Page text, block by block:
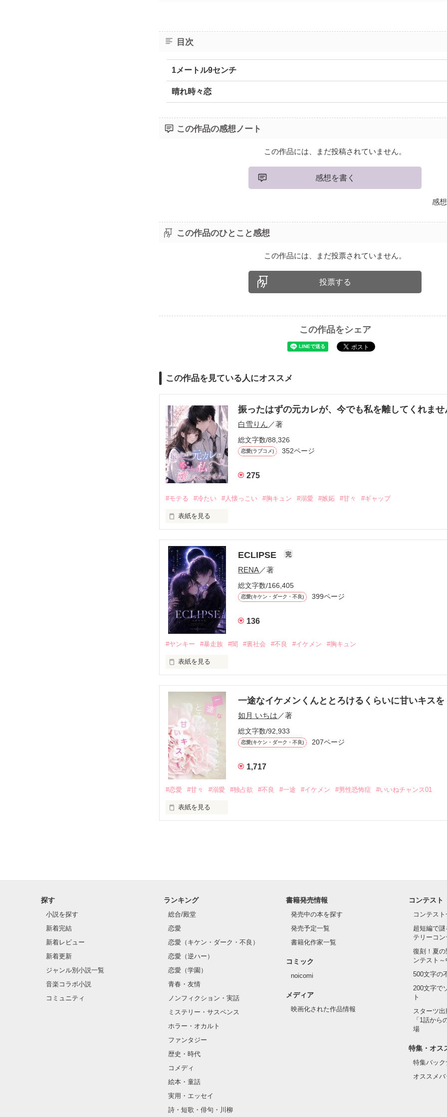
目次
1メートル9センチ
晴れ時々恋
この作品の感想ノート
この作品には、まだ投稿されていません。
感想を書く
感
この作品のひとこと感想
この作品には、まだ投票されていません。
投票する
この作品をシェア
この作品を見ている人にオススメ
振ったはずの元カレが、今でも私を離してくれま
白雪りん ／著
総文字数/88,326
恋愛(ラブコメ) 352ページ
275
#モテる #冷たい #人懐っこい #胸キュン #溺愛 #嫉妬 #甘々 #ギャップ
表紙を見る
モテる人を好きになるのが怖かった。
だから私は、中学時代に大好きだった彼を自分から振った。
もう会うことはないと思っていたのに、
高校生になって再会した彼は、隣の学校で”王子様”と呼ばれる人気者になっていた。
他の女の子には冷たいのに
「澪ちゃん。」
それは止まっていた恋が再び動き始める合図──。
✨.ﾟ･*..☆.｡.:*✨.☆.｡.:. *:ﾟ✨.ﾟ･*..☆.｡.:*✨
人見知りだけど優しい無自覚だけどモテる
冴木澪-SaekiMio
×
基本女子に冷たいのに澪にはわんこ男子になる
篠宮光-ShinomiyaHikaru
✨.ﾟ･*..☆.｡.:*✨.☆.｡.:. *:ﾟ✨.ﾟ･*..☆.｡.:*✨
ECLIPSE 完
RENA／著
総文字数/166,405
恋愛(キケン・ダーク・不良) 399ページ
136
#ヤンキー #暴走族 #闇 #裏社会 #不良 #イケメン #胸キュン
表紙を見る
一途なイケメンくんととろけるくらいに甘いキスを
如月 いちは ／著
総文字数/92,933
恋愛(キケン・ダーク・不良) 207ページ
1,717
#恋愛 #甘々 #溺愛 #独占欲 #不良 #一途 #イケメン #男性恐怖症 #いいねチャンス01
表紙を見る
クラス替えをして隣の席になったのは────
金髪に近い明るい髪色
片耳には琥珀色のピアス
ほとんど笑顔なんて見せたことがなくてぶっきらぼう
そんな性格と見た目のせいで学校中のみんなから
怖くて近づいてはいけない人だと思っていたのに
探す
小説を探す
新着完結
新着レビュー
新着更新
ジャンル別小説一覧
音楽コラボ小説
コミュニティ
ランキング
総合/殿堂
恋愛
恋愛（キケン・ダーク・不良）
恋愛（逆ハー）
恋愛（学園）
青春・友情
ノンフィクション・実話
ミステリー・サスペンス
ホラー・オカルト
ファンタジー
歴史・時代
コメディ
絵本・童話
実用・エッセイ
詩・短歌・俳句・川柳
書籍発売情報
発売中の本を探す
発売予定一覧
書籍化作家一覧
コミック
noicomi
メディア
映画化された作品情報
コンテスト
コンテス
超短編で
テリーコ
復刻！夏
ンテスト
500文字の
200文字で
ト
スターツ
「1話から
場
特集・オス
特集バッ
オススメ